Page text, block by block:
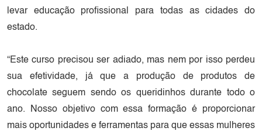
levar educação profissional para todas as cidades do
estado.
“Este curso precisou ser adiado, mas nem por isso perdeu
sua efetividade, já que a produção de produtos de
chocolate seguem sendo os queridinhos durante todo o
ano. Nosso objetivo com essa formação é proporcionar
mais oportunidades e ferramentas para que essas mulheres